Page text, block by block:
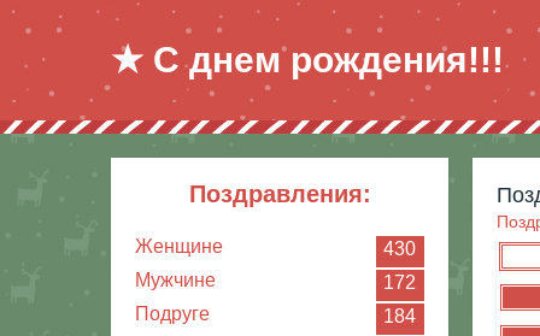
★ С днем рождения!!!
поздравления:
Женщине
430
Мужчине
172
Подруге
184